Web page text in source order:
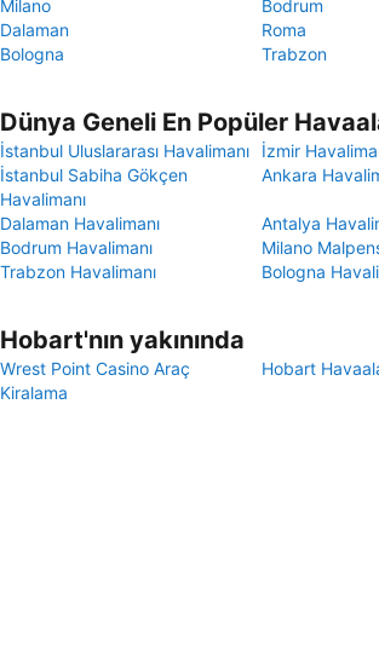
Milano
Bodrum
Dalaman
Roma
Bologna
Trabzon
Dünya Geneli En Popüler
İstanbul Uluslararası Havalimanı
İzmir
İstanbul Sabiha Gökçen
Havalimanı
Ankara
Dalaman Havalimanı
Antalya
Bodrum Havalimanı
Milano
Trabzon Havalimanı
Bologna
Hobart'nın yakınında
Wrest Point Casino Araç
Kiralama
Hobart